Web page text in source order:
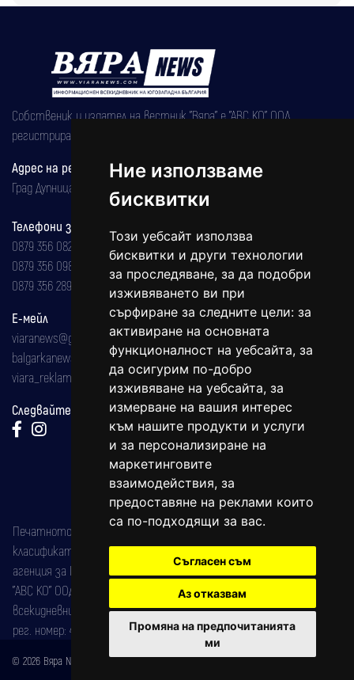
Ние използваме
бисквитки
Този уебсайт използва
бисквитки и други технологии
за проследяване, за да подобри
изживяването ви при
сърфиране за следните цели: за
активиране на основната
функционалност на уебсайта, за
да осигурим по-добро
изживяване на уебсайта, за
измерване на вашия интерес
към нашите продукти и услуги
и за персонализиране на
маркетинговите
взаимодействия, за
предоставяне на реклами които
са по-подходящи за вас.
Съгласен съм
Аз отказвам
Промяна на предпочитанията
ми
Собственик и издател на вестник "Вяра" е "АВС КО" ООД,
регистрирана на 08.05.2002 година.
Адрес на редакцията
Град Дупница, ул.''Христо Ботев" 43
Телефони за реклама и абонаменти
0879 356 082
0879 356 098
0879 356 289
Е-мейл
viaranews@gmail.com
balgarkanews@gmail.com
viara_reklama@mail.bg
Следвайте ни:
Печатното издание на вестника е регистрирано в националния
класификатор на печатните издания (Българска национална
агенция за ISSN) под номер: ISSN 1312-4722.
"АВС КО" ООД е притежател на марката: Вяра информационен
всекидневник на югозападна България, със свидетелство за марка
рег. номер: 47857/11.05.2004 година.
© 2026 Вяра News Всички права запазени!